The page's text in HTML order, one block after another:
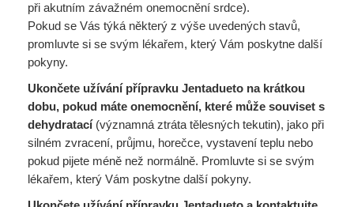
při akutním závažném onemocnění srdce).
Pokud se Vás týká některý z výše uvedených stavů,
promluvte si se svým lékařem, který Vám poskytne další
pokyny.
Ukončete užívání přípravku Jentadueto na krátkou
dobu, pokud máte onemocnění, které může souviset s
dehydratací (významná ztráta tělesných tekutin), jako při
silném zvracení, průjmu, horečce, vystavení teplu nebo
pokud pijete méně než normálně. Promluvte si se svým
lékařem, který Vám poskytne další pokyny.